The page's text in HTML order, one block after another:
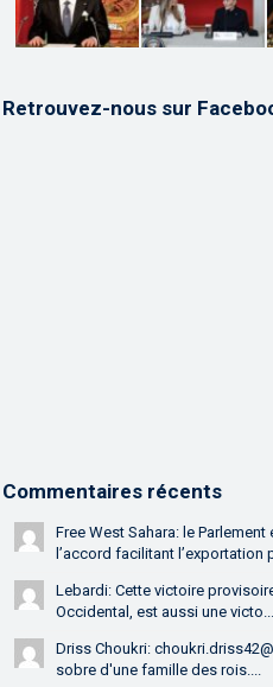
Retrouvez-nous sur
Commentaires récents
Free West Sahara: le
l’accord facilitant l’exportation
Lebardi: Cette victoire
Occidental, est aussi une victo...
Driss Choukri:
sobre d'une famille des rois....